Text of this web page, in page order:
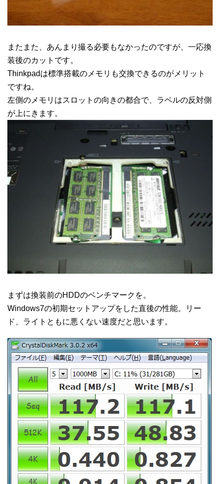
またまた、あんまり撮る必要もなかったのですが、一応換
装後のカットです。
Thinkpadは標準搭載のメモリも交換できるのがメリット
ですね。
左側のメモリはスロットの向きの都合で、ラベルの反対側
が上にきます。
まずは換装前のHDDのベンチマークを。
Windows7の初期セットアップをした直後の性能。リー
ド、ライトともに悪くない速度だと思います。